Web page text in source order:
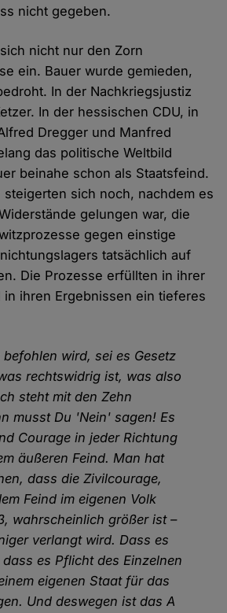
nicht gegeben.
nicht nur den Zorn
ein. Bauer wurde gemieden,
In der Nachkriegsjustiz
In der hessischen CDU, in
Dregger und Manfred
das politische Weltbild
beinahe schon als Staatsfeind.
steigerten sich noch, nachdem es
gelungen war, die
gegen einstige
tatsächlich auf
Die Prozesse erfüllten in ihrer
ihren Ergebnissen ein tieferes
wird, sei es Gesetz
rechtswidrig ist, was also
steht mit den Zehn
musst Du 'Nein' sagen! Es
Courage in jeder Richtung
äußeren Feind. Man hat
dass die Zivilcourage,
Feind im eigenen Volk
wahrscheinlich größer ist –
verlangt wird. Dass es
es Pflicht des Einzelnen
eigenen Staat für das
Und deswegen ist das A